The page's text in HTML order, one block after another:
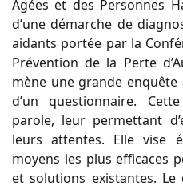
Agées et des Personnes
d’une démarche de
aidants portée par la
Prévention de la Perte
mène une grande enquête
d’un questionnaire.
parole, leur permettant
leurs attentes. Elle vise
moyens les plus efficaces
et solutions existantes.